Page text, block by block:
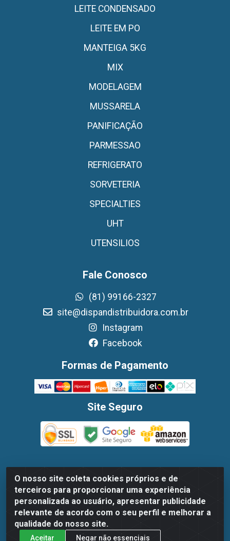
O nosso site coleta cookies próprios e de
terceiros para proporcionar uma experiência
personalizada ao usuário, apresentar publicidade
relevante de acordo com o seu perfil e melhorar a
qualidade do nosso site.
Aceitar Negar não essenciais
LEITE CONDENSADO
LEITE EM PO
MANTEIGA 5KG
MIX
MODELAGEM
MUSSARELA
PANIFICAÇÃO
PARMESSAO
REFRIGERATO
SORVETERIA
SPECIALTIES
UHT
UTENSILIOS
Fale Conosco
(81) 99166-2327
site@dispandistribuidora.com.br
Instagram
Facebook
Formas de Pagamento
Site Seguro
Dispan Distribuidora de Alimentos LTDA - Avenida Marechal
Mascarenhas De Moraes, 1048- Imbiribeira, Recife/PE - CEP
51.170-000 - CNPJ 30.779.584/0003-78